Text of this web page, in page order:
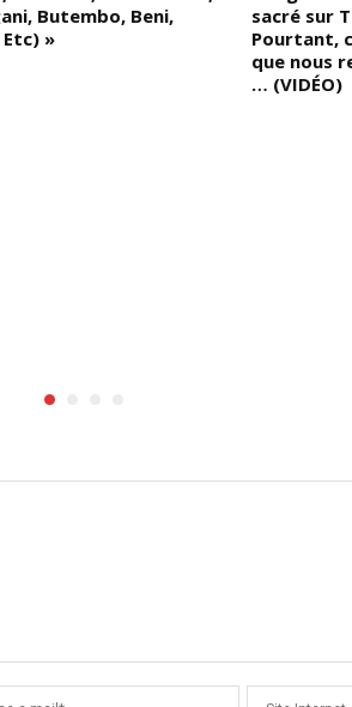
Butembo, Beni,
Etc) »
sacré sur
Pourtant,
que nous
… (VIDÉO)